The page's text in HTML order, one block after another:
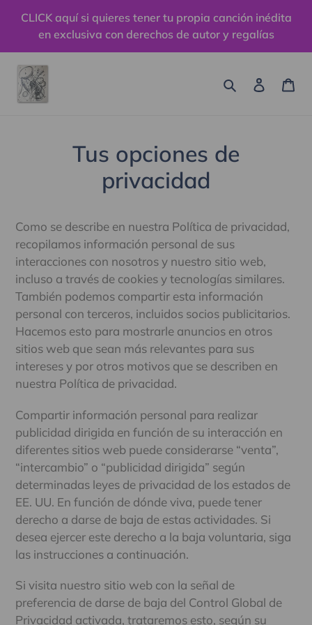
directamente
contenido
CLICK aquí si quieres tener tu propia canción inédita
en exclusiva con derechos de autor y regalías
Buscar
Tus opciones de
privacidad
Como se describe en nuestra Política de privacidad,
recopilamos información personal de sus
interacciones con nosotros y nuestro sitio web,
incluso a través de cookies y tecnologías similares.
También podemos compartir esta información
personal con terceros, incluidos socios publicitarios.
Hacemos esto para mostrarle anuncios en otros
sitios web que sean más relevantes para sus
intereses y por otros motivos que se describen en
nuestra Política de privacidad.
Compartir información personal para realizar
publicidad dirigida en función de su interacción en
diferentes sitios web puede considerarse “venta”,
“intercambio” o “publicidad dirigida” según
determinadas leyes de privacidad de los estados de
EE. UU. En función de dónde viva, puede tener
derecho a darse de baja de estas actividades. Si
desea ejercer este derecho a la baja voluntaria, siga
las instrucciones a continuación.
Si visita nuestro sitio web con la señal de
preferencia de darse de baja del Control Global de
Privacidad activada, trataremos esto, según su